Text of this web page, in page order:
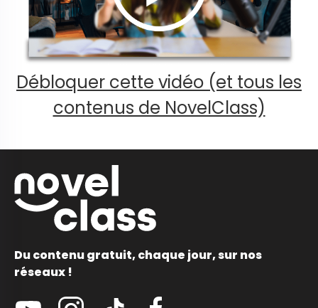
Débloquer cette vidéo (et tous les
contenus de NovelClass)
Du contenu gratuit, chaque jour, sur nos
réseaux !